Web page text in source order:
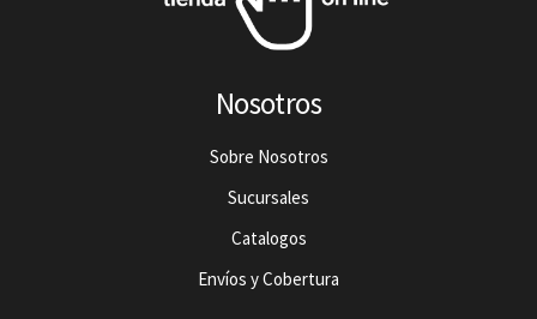
Nosotros
Sobre Nosotros
Sucursales
Catalogos
Envíos y Cobertura